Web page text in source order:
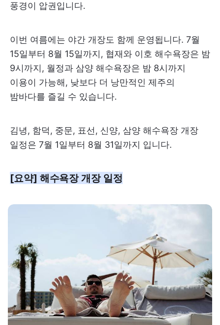
풍경이 압권입니다.
이번 여름에는 야간 개장도 함께 운영됩니다. 7월
15일부터 8월 15일까지, 협재와 이호 해수욕장은 밤
9시까지, 월정과 삼양 해수욕장은 밤 8시까지
이용이 가능해, 낮보다 더 낭만적인 제주의
밤바다를 즐길 수 있습니다.
김녕, 함덕, 중문, 표선, 신양, 삼양 해수욕장 개장
일정은 7월 1일부터 8월 31일까지 입니다.
[요약] 해수욕장 개장 일정